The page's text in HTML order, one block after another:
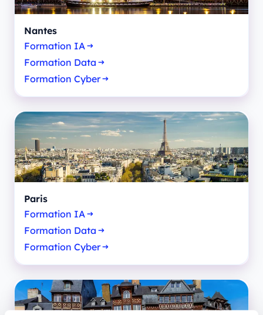
Nantes
Formation IA
Formation Data
Formation Cyber
Paris
Formation IA
Formation Data
Formation Cyber